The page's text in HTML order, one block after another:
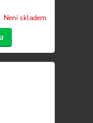
Není skladem